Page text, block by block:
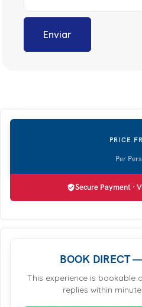
Secure Payment ·
BOOK DIRECT
This experience is bookable
replies within